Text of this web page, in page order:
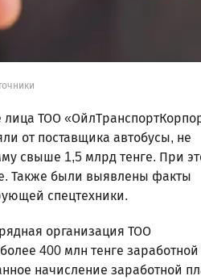
лица ТОО
от поставщика автобусы, не
свыше 1,5 млрд тенге. При
Также были выявлены факты
спецтехники.
организация ТОО
400 млн тенге заработной
начисление заработной